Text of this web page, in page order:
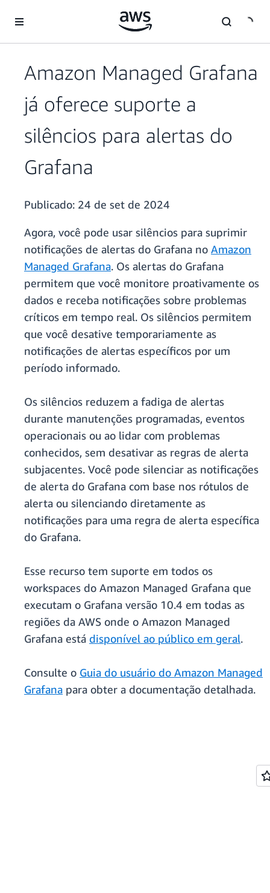
Pular para o conteúdo principal
Amazon Managed Grafana
já oferece suporte a
silêncios para alertas do
Grafana
Publicado: 24 de set de 2024
Agora, você pode usar silêncios para suprimir
notificações de alertas do Grafana no Amazon
Managed Grafana. Os alertas do Grafana
permitem que você monitore proativamente os
dados e receba notificações sobre problemas
críticos em tempo real. Os silêncios permitem
que você desative temporariamente as
notificações de alertas específicos por um
período informado.
Os silêncios reduzem a fadiga de alertas
durante manutenções programadas, eventos
operacionais ou ao lidar com problemas
conhecidos, sem desativar as regras de alerta
subjacentes. Você pode silenciar as notificações
de alerta do Grafana com base nos rótulos de
alerta ou silenciando diretamente as
notificações para uma regra de alerta específica
do Grafana.
Esse recurso tem suporte em todos os
workspaces do Amazon Managed Grafana que
executam o Grafana versão 10.4 em todas as
regiões da AWS onde o Amazon Managed
Grafana está disponível ao público em geral.
Consulte o Guia do usuário do Amazon Managed
Grafana para obter a documentação detalhada.